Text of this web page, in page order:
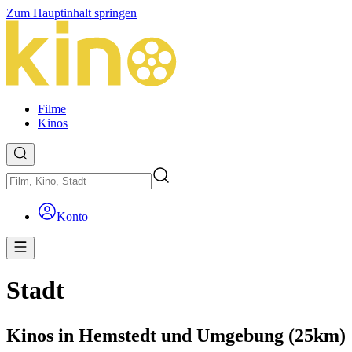
Zum Hauptinhalt springen
Filme
Kinos
Konto
Stadt
Kinos in Hemstedt und Umgebung (25km)